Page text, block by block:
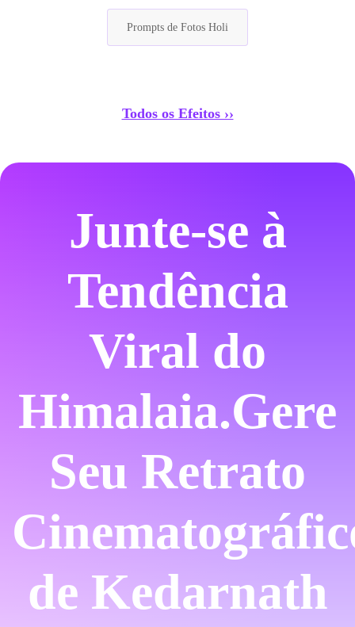
Prompts de Fotos Holi
Todos os Efeitos ››
Junte-se à
Tendência
Viral do
Himalaia.Gere
Seu Retrato
de Kedarnath